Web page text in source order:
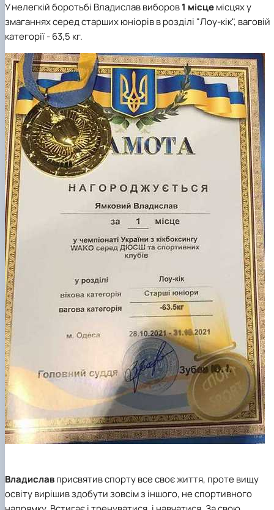
У нелегкій боротьбі Владислав виборов1 місцемісцях у
змаганнях серед старших юніорів в розділі "Лоу-кік", ваговій
категорії - 63,5 кг.
Владиславприсвятив спорту все своє життя, проте вищу
освіту вирішив здобути зовсім з іншого, не спортивного